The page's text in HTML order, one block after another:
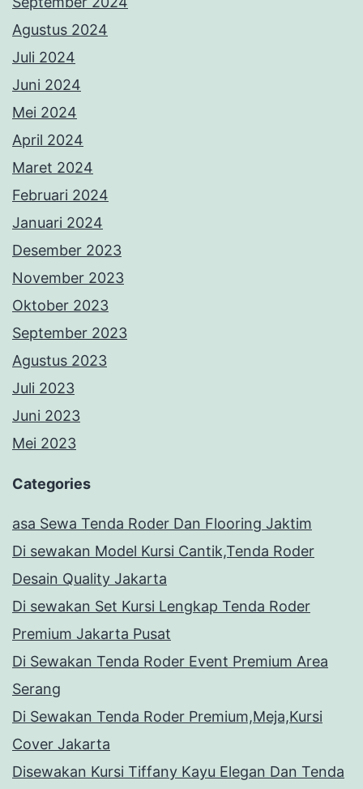
Agustus 2024
Juli 2024
Juni 2024
Mei 2024
April 2024
Maret 2024
Februari 2024
Januari 2024
Desember 2023
November 2023
Oktober 2023
September 2023
Agustus 2023
Juli 2023
Juni 2023
Mei 2023
Categories
asa Sewa Tenda Roder Dan Flooring Jaktim
Di sewakan Model Kursi Cantik,Tenda Roder
Desain Quality Jakarta
Di sewakan Set Kursi Lengkap Tenda Roder
Premium Jakarta Pusat
Di Sewakan Tenda Roder Event Premium Area
Serang
Di Sewakan Tenda Roder Premium,Meja,Kursi
Cover Jakarta
Disewakan Kursi Tiffany Kayu Elegan Dan Tenda